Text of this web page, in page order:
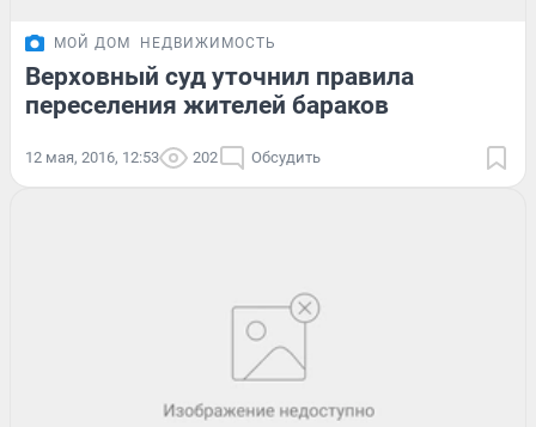
МОЙ ДОМ НЕДВИЖИМОСТЬ
Верховный суд уточнил правила
переселения жителей бараков
12 мая, 2016, 12:53 202 Обсудить